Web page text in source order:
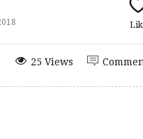
25 Views